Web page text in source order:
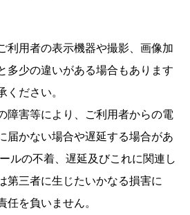
利用者の表示機器や撮影、画像加
多少の違いがある場合もあります
ください。
障害等により、ご利用者からの電
届かない場合や遅延する場合があ
ルの不着、遅延及びこれに関連し
第三者に生じたいかなる損害に
任を負いません。